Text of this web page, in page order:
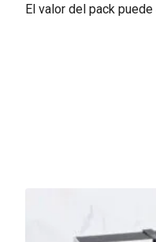
El valor del pack